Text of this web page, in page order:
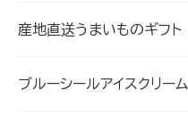
Tシャツ
産地直送うまいものギフト
海産物
ブルーシールアイスクリーム